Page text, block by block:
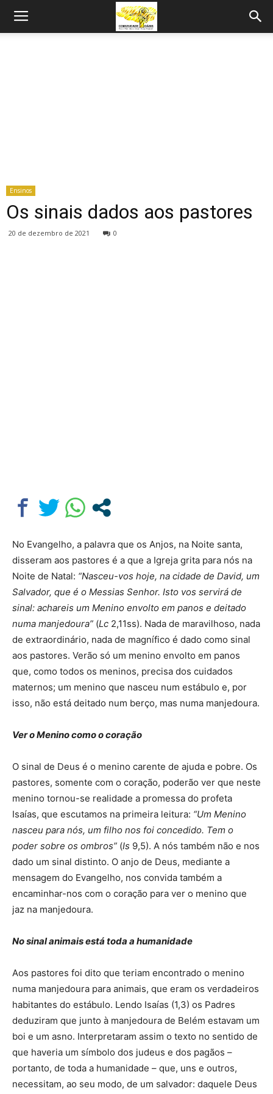
Ensinos
Os sinais dados aos pastores
20 de dezembro de 2021 0
No Evangelho, a palavra que os Anjos, na Noite santa,
disseram aos pastores é a que a Igreja grita para nós na
Noite de Natal: “Nasceu-vos hoje, na cidade de David, um
Salvador, que é o Messias Senhor. Isto vos servirá de
sinal: achareis um Menino envolto em panos e deitado
numa manjedoura” (Lc 2,11ss). Nada de maravilhoso, nada
de extraordinário, nada de magnífico é dado como sinal
aos pastores. Verão só um menino envolto em panos
que, como todos os meninos, precisa dos cuidados
maternos; um menino que nasceu num estábulo e, por
isso, não está deitado num berço, mas numa manjedoura.
Ver o Menino como o coração
O sinal de Deus é o menino carente de ajuda e pobre. Os
pastores, somente com o coração, poderão ver que neste
menino tornou-se realidade a promessa do profeta
Isaías, que escutamos na primeira leitura: “Um Menino
nasceu para nós, um filho nos foi concedido. Tem o
poder sobre os ombros” (Is 9,5). A nós também não e nos
dado um sinal distinto. O anjo de Deus, mediante a
mensagem do Evangelho, nos convida também a
encaminhar-nos com o coração para ver o menino que
jaz na manjedoura.
No sinal animais está toda a humanidade
Aos pastores foi dito que teriam encontrado o menino
numa manjedoura para animais, que eram os verdadeiros
habitantes do estábulo. Lendo Isaías (1,3) os Padres
deduziram que junto à manjedoura de Belém estavam um
boi e um asno. Interpretaram assim o texto no sentido de
que haveria um símbolo dos judeus e dos pagãos –
portanto, de toda a humanidade – que, uns e outros,
necessitam, ao seu modo, de um salvador: daquele Deus